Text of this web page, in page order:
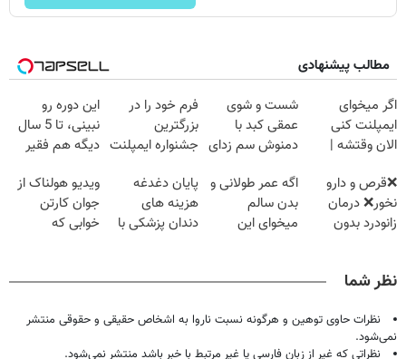
مطالب پیشنهادی
اگر میخوای
ایمپلنت کنی
الان وقتشه |
میلیون تومان!!!
شست و شوی
عمقی کبد با
دمنوش سم زدای
فرم خود را در
بزرگترین
جشنواره ایمپلنت
فقط ۲۵ میلیون
این دوره رو
نبینی، تا 5 سال
دیگه هم فقیر
الان ثبت نام کن
❌قرص‌ و دارو
نخور❌ درمان
زانودرد بدون
اگه عمر طولانی و
بدن سالم
میخوای این
پایان دغدغه
هزینه های
دندان پزشکی با
ویدیو هولناک از
جوان کارتن
خوابی که
نظر شما
نظرات حاوی توهین و هرگونه نسبت ناروا به اشخاص حقیقی و حقوقی منتشر
نمی‌شود.
نظراتی که غیر از زبان فارسی یا غیر مرتبط با خبر باشد منتشر نمی‌شود.